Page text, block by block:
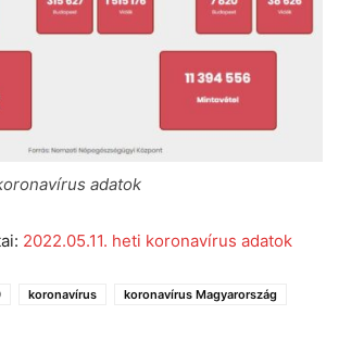
adatok
2022.05.11. heti koronavírus adatok
koronavírus
koronavírus Magyarország